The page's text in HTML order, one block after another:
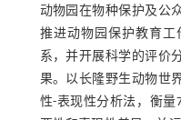
动物园在物种保护及公
推进动物园保护教育
系，并开展科学的评价
果。以长隆野生动物世
性-表现性分析法，衡量